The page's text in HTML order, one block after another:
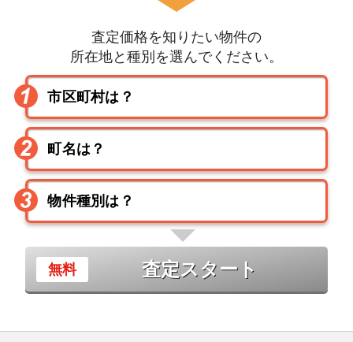
査定価格を知りたい物件の
所在地と種別を選んでください。
査定スタート